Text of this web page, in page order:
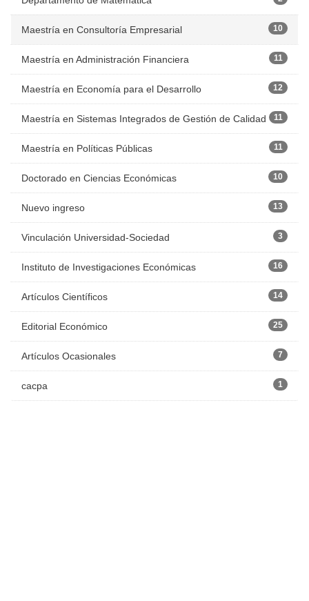
Maestría en Consultoría Empresarial 10
Maestría en Administración Financiera 11
Maestría en Economía para el Desarrollo 12
Maestría en Sistemas Integrados de Gestión de Calidad 11
Maestría en Políticas Públicas 11
Doctorado en Ciencias Económicas 10
Nuevo ingreso 13
Vinculación Universidad-Sociedad 3
Instituto de Investigaciones Económicas 16
Artículos Científicos 14
Editorial Económico 25
Artículos Ocasionales 7
cacpa 1